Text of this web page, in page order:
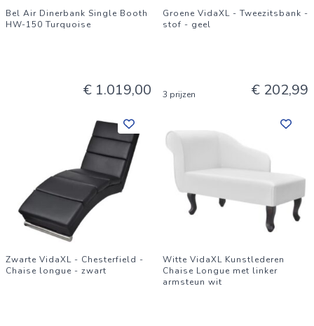
Bel Air Dinerbank Single Booth
HW-150 Turquoise
€ 1.019,00
Groene VidaXL - Tweezitsbank -
stof - geel
3 prijzen € 202,99
Zwarte VidaXL - Chesterfield -
Chaise longue - zwart
Witte VidaXL Kunstlederen
Chaise Longue met linker
armsteun wit